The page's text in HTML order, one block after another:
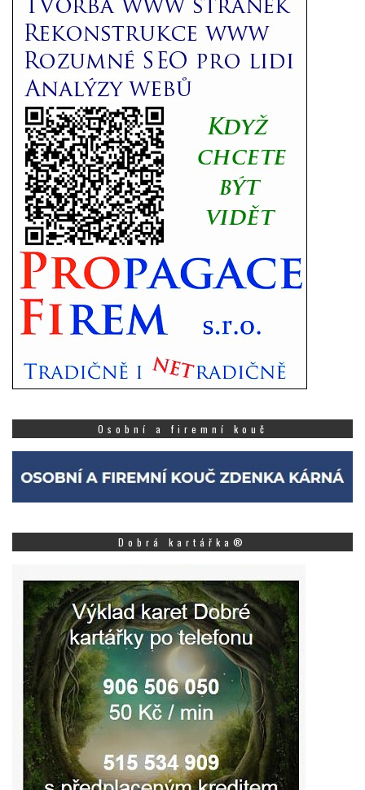
Osobní a firemní kouč
Dobrá kartářka®